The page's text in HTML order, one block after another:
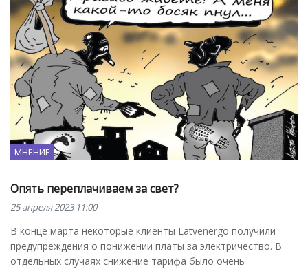
МНЕНИЕ
Опять переплачиваем за свет?
25 апреля 2023 11:00
В конце марта некоторые клиенты Latvenergo получили
предупреждения о понижении платы за электричество. В
отдельных случаях снижение тарифа было очень